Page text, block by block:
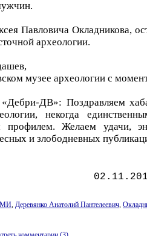
Павловича Окладникова,
археологии.
музее археологии с
ДВ»: Поздравляем
некогда
профилем. Желаем удачи,
и злободневных
, Деревянко Анатолий Пантелеевич,